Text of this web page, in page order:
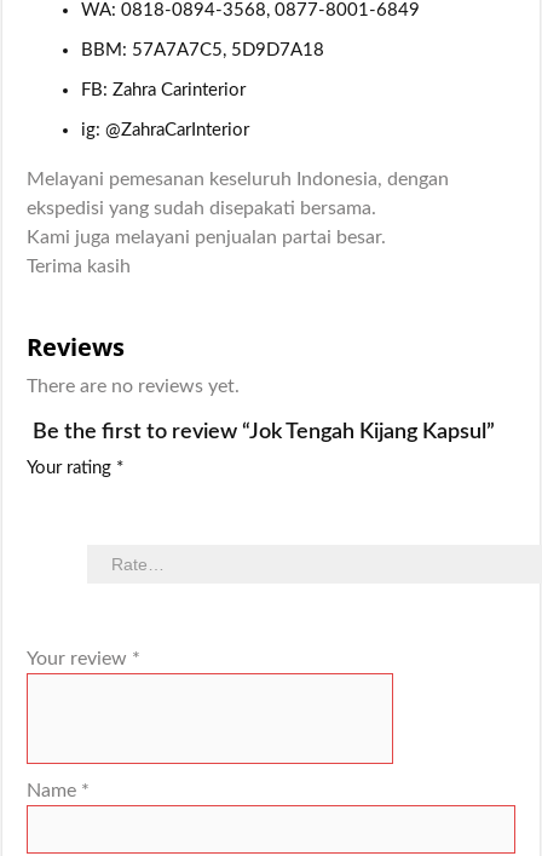
WA: 0818-0894-3568, 0877-8001-6849
BBM: 57A7A7C5, 5D9D7A18
FB: Zahra Carinterior
ig: @ZahraCarInterior
Melayani pemesanan keseluruh Indonesia, dengan
ekspedisi yang sudah disepakati bersama.
Kami juga melayani penjualan partai besar.
Terima kasih
Reviews
There are no reviews yet.
Be the first to review “Jok Tengah Kijang Kapsul”
Your rating *
Your review *
Name *